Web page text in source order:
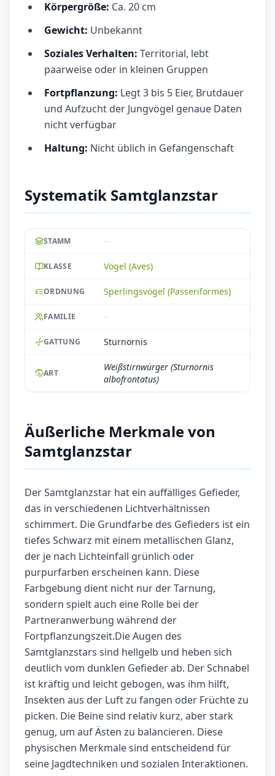
Körpergröße: Ca. 20 cm
Gewicht: Unbekannt
Soziales Verhalten: Territorial, lebt
paarweise oder in kleinen Gruppen
Fortpflanzung: Legt 3 bis 5 Eier, Brutdauer
und Aufzucht der Jungvögel genaue Daten
nicht verfügbar
Haltung: Nicht üblich in Gefangenschaft
Systematik Samtglanzstar
STAMM --
KLASSE Vögel (Aves)
ORDNUNG Sperlingsvögel (Passeriformes)
FAMILIE --
GATTUNG Sturnornis
ART
Weißstirnwürger (Sturnornis
albofrontatus)
Äußerliche Merkmale von
Samtglanzstar
Der Samtglanzstar hat ein auffälliges Gefieder,
das in verschiedenen Lichtverhältnissen
schimmert. Die Grundfarbe des Gefieders ist ein
tiefes Schwarz mit einem metallischen Glanz,
der je nach Lichteinfall grünlich oder
purpurfarben erscheinen kann. Diese
Farbgebung dient nicht nur der Tarnung,
sondern spielt auch eine Rolle bei der
Partneranwerbung während der
Fortpflanzungszeit.Die Augen des
Samtglanzstars sind hellgelb und heben sich
deutlich vom dunklen Gefieder ab. Der Schnabel
ist kräftig und leicht gebogen, was ihm hilft,
Insekten aus der Luft zu fangen oder Früchte zu
picken. Die Beine sind relativ kurz, aber stark
genug, um auf Ästen zu balancieren. Diese
physischen Merkmale sind entscheidend für
seine Jagdtechniken und sozialen Interaktionen.